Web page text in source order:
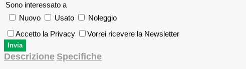
Sono interessato a
Nuovo
Usato
Noleggio
Accetto la Privacy
Vorrei ricevere la Newsletter
Descrizione Specifiche